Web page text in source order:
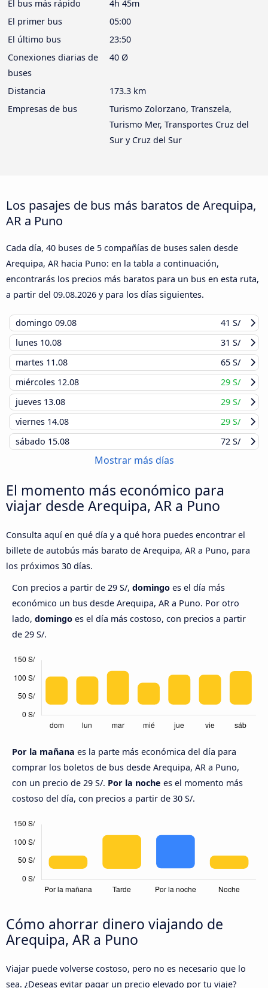
El bus más rápido
4h 45m
El primer bus
05:00
El último bus
23:50
Conexiones diarias de
buses
40 Ø
Distancia
173.3 km
Empresas de bus
Turismo Zolorzano, Transzela,
Turismo Mer, Transportes Cruz del
Sur y Cruz del Sur
Los pasajes de bus más baratos de Arequipa,
AR a Puno
Cada día, 40 buses de 5 compañías de buses salen desde
Arequipa, AR hacia Puno: en la tabla a continuación,
encontrarás los precios más baratos para un bus en esta ruta,
a partir del 09.08.2026 y para los días siguientes.
domingo 09.08
41 S/
lunes 10.08
31 S/
martes 11.08
65 S/
miércoles 12.08
29 S/
jueves 13.08
29 S/
viernes 14.08
29 S/
sábado 15.08 72 S/
Mostrar más días
El momento más económico para
viajar desde Arequipa, AR a Puno
Consulta aquí en qué día y a qué hora puedes encontrar el
billete de autobús más barato de Arequipa, AR a Puno, para
los próximos 30 días.
Con precios a partir de 29 S/, domingo es el día más
económico un bus desde Arequipa, AR a Puno. Por otro
lado, domingo es el día más costoso, con precios a partir
de 29 S/.
Por la mañana es la parte más económica del día para
comprar los boletos de bus desde Arequipa, AR a Puno,
con un precio de 29 S/. Por la noche es el momento más
costoso del día, con precios a partir de 30 S/.
Cómo ahorrar dinero viajando de
Arequipa, AR a Puno
Viajar puede volverse costoso, pero no es necesario que lo
sea. ¿Deseas evitar pagar un precio elevado por tu viaje?